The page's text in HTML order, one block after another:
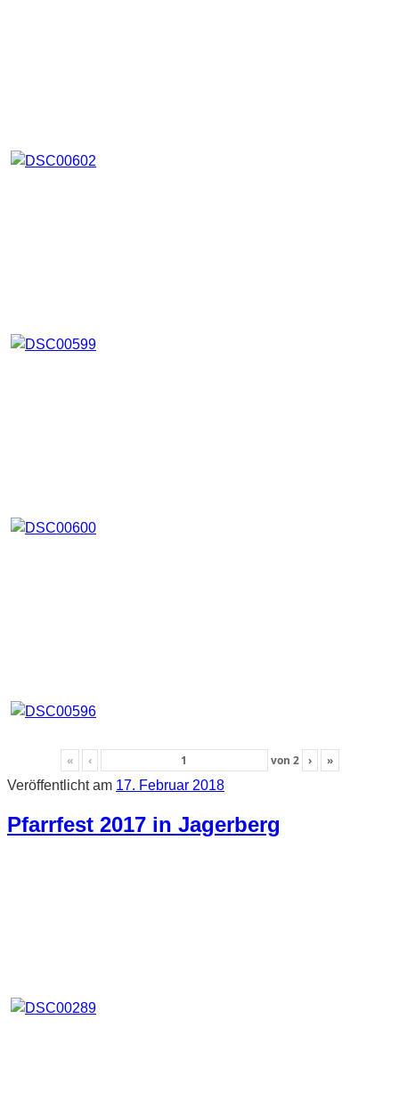
« ‹ von 2 ›
»
Veröffentlicht am 17. Februar 2018
Pfarrfest 2017 in Jagerberg